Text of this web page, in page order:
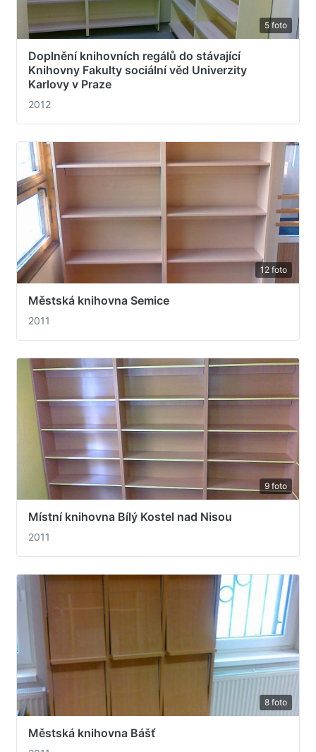
5 foto
Doplnění knihovních regálů do stávající
Knihovny Fakulty sociální věd Univerzity
Karlovy v Praze
2012
12 foto
Městská knihovna Semice
2011
9 foto
Místní knihovna Bílý Kostel nad Nisou
2011
8 foto
Městská knihovna Bášť